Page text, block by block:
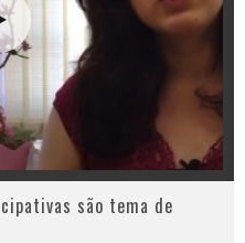
são tema de